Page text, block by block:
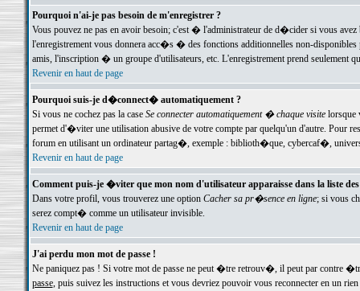
Pourquoi n'ai-je pas besoin de m'enregistrer ?
Vous pouvez ne pas en avoir besoin; c'est � l'administrateur de d�cider si vous
l'enregistrement vous donnera acc�s � des fonctions additionnelles non-
amis, l'inscription � un groupe d'utilisateurs, etc. L'enregistrement prend seulement
Revenir en haut de page
Pourquoi suis-je d�connect� automatiquement ?
Si vous ne cochez pas la case Se connecter automatiquement � chaque visitelorsque
permet d'�viter une utilisation abusive de votre compte par quelqu'un d'autre. Pour
forum en utilisant un ordinateur partag�, exemple : biblioth�que, cybercaf�,
Revenir en haut de page
Comment puis-je �viter que mon nom d'utilisateur apparaisse dans la liste
Dans votre profil, vous trouverez une option Cacher sa pr�sence en ligne; si vous
serez compt� comme un utilisateur invisible.
Revenir en haut de page
J'ai perdu mon mot de passe !
Ne paniquez pas ! Si votre mot de passe ne peut �tre retrouv�, il peut par contre
passe, puis suivez les instructions et vous devriez pouvoir vous reconnecter en un rien